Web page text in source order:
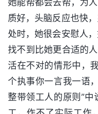
质好，头脑反应也快
处时，她很会安慰人
找不到比她更合适的
活在不对的情形中，
个执事你一言我一语
整带领工人的原则”